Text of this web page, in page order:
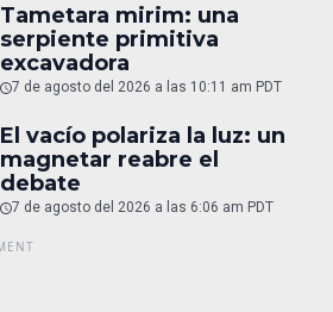
Tametara mirim: una
serpiente primitiva
excavadora
7 de agosto del 2026 a las 10:11 am PDT
El vacío polariza la luz: un
magnetar reabre el
debate
7 de agosto del 2026 a las 6:06 am PDT